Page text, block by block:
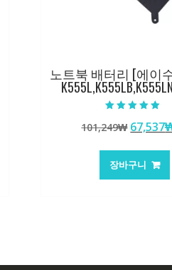
노트북 배터리 [에이
5.00
로 평가됨
101,249₩ 원
가
격:
67,537
장바구니